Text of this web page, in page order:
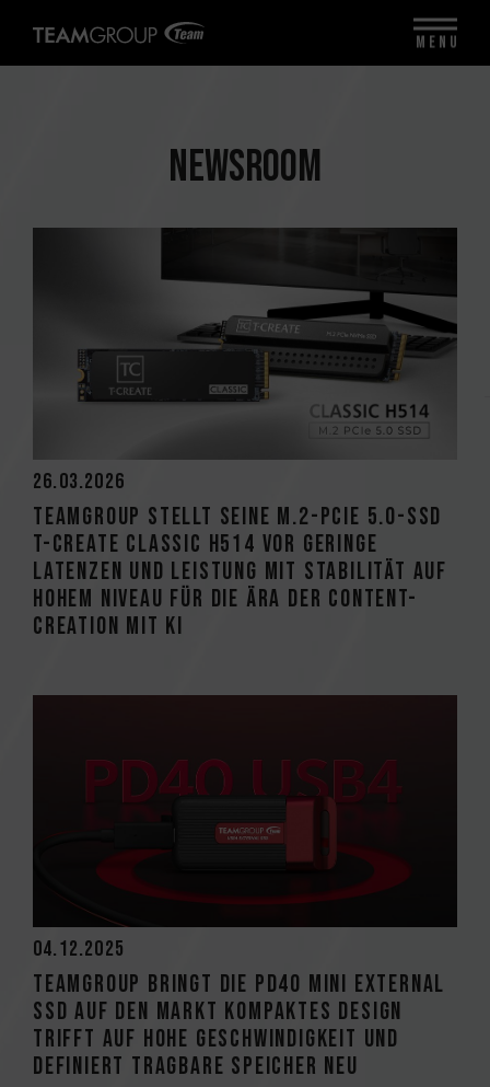
NEWSROOM
26.03.2026
TEAMGROUP stellt seine M.2-PCIe 5.0-SSD
T-CREATE CLASSIC H514 vor Geringe
Latenzen und Leistung mit Stabilität auf
hohem Niveau für die Ära der Content-
Creation mit KI
04.12.2025
TEAMGROUP bringt die PD40 Mini External
SSD auf den Markt Kompaktes Design
trifft auf hohe Geschwindigkeit und
definiert tragbare Speicher neu
MENU